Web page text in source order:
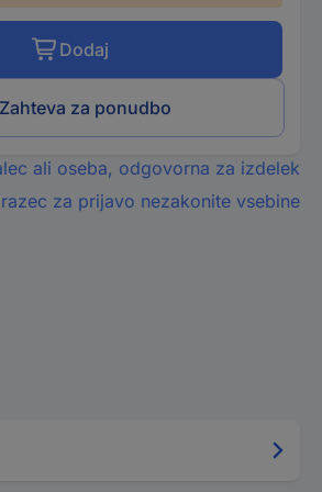
Dodaj
Zahteva za ponudbo
ali oseba, odgovorna za izdelek
za prijavo nezakonite vsebine